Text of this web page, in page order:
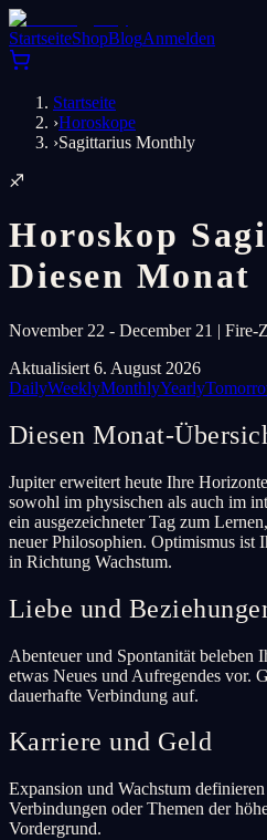
StartseiteShopBlogAnmelden
Startseite
›Horoskope
›Sagittarius Monthly
♐
Horoskop
Diesen Monat
November 22 - December 21 | Fire-
Aktualisiert 6. August 2026
DailyWeeklyMonthlyYearly
Diesen Monat-
Jupiter erweitert heute Ihre
sowohl im physischen als auch im
ein ausgezeichneter Tag zum
neuer Philosophien. Optimismus
in Richtung Wachstum.
Liebe und
Abenteuer und Spontanität beleben
etwas Neues und Aufregendes vor.
dauerhafte Verbindung auf.
Karriere und Geld
Expansion und Wachstum
Verbindungen oder Themen der
Vordergrund.